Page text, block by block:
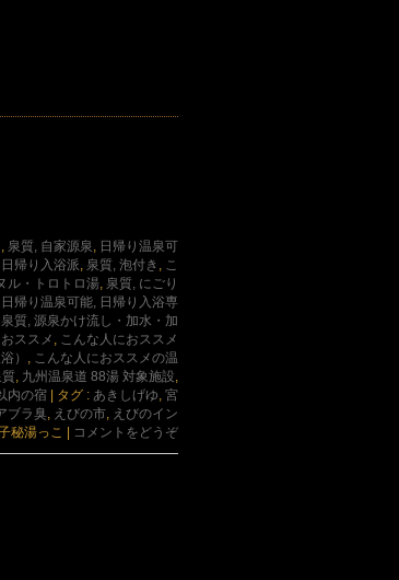
, 泉質, 自家源泉, 日帰り温泉可
帰り入浴派, 泉質, 泡付き , こ
ル・トロトロ湯, 泉質, にごり
日帰り温泉可能, 日帰り入浴専
泉質, 源泉かけ流し・加水・加
ススメ , こんな人におススメ
） , こんな人におススメの温
質, 九州温泉道 88湯 対象施設,
内の宿 | タグ : あきしげゆ, 宮
ブラ臭, えびの市, えびのイン
秘湯っこ | コメントをどうぞ